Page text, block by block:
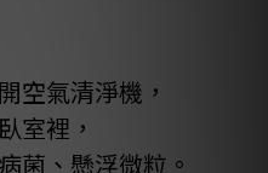
空氣清淨機，
室裡，
菌、懸浮微粒。